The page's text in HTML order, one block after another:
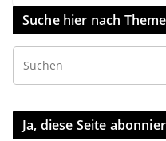
Suche hier nach
Ja, diese Seite